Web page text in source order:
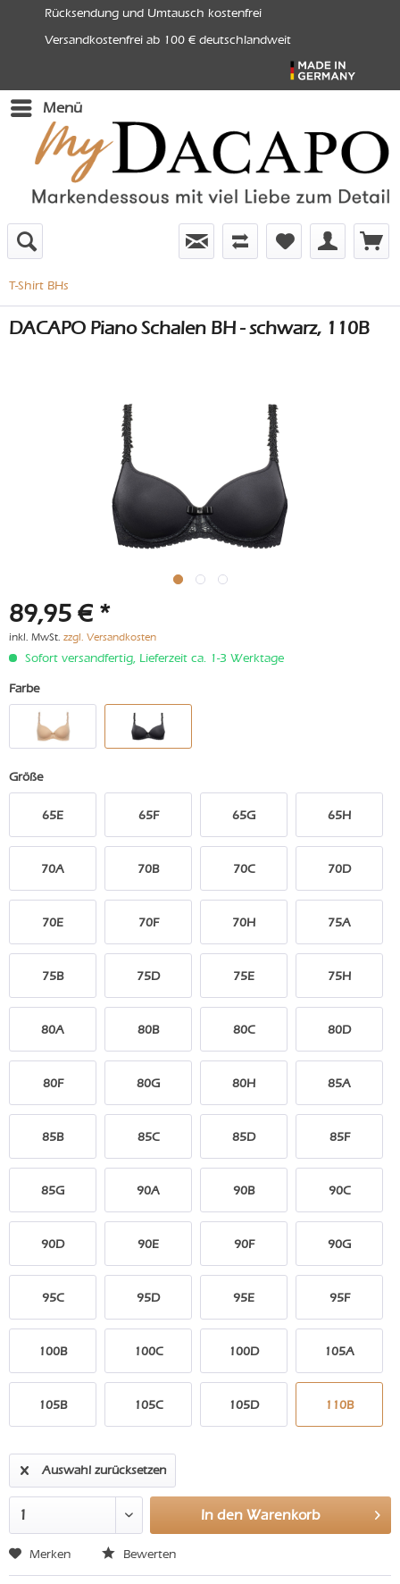
Rücksendung und Umtausch kostenfrei
Versandkostenfrei ab 100 € deutschlandweit
Menü
T-Shirt BHs
DACAPO Piano Schalen BH - schwarz, 110B
89,95 € *
inkl. MwSt. zzgl. Versandkosten
Sofort versandfertig, Lieferzeit ca. 1-3 Werktage
Farbe
Größe
65E 65F 65G 65H
70A 70B 70C 70D
70E 70F 70H 75A
75B 75D 75E 75H
80A 80B 80C 80D
80F 80G 80H 85A
85B 85C 85D 85F
85G 90A 90B 90C
90D 90E 90F 90G
95C 95D 95E 95F
100B 100C 100D 105A
105B 105C 105D 110B
Auswahl zurücksetzen
In den Warenkorb
Merken Bewerten